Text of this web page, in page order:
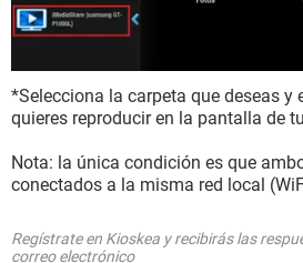
*Selecciona la carpeta que deseas y
quieres reproducir en la pantalla de
Nota: la única condición es que
conectados a la misma red local
Regístrate en Kioskea y recibirás las
correo electrónico